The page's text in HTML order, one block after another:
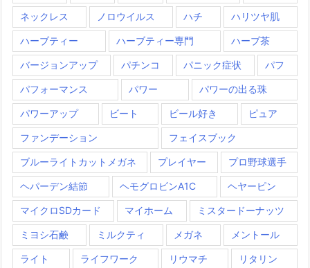
ネックレス ノロウイルス ハチ ハリツヤ肌
ハーブティー ハーブティー専門 ハーブ茶
バージョンアップ パチンコ パニック症状 パフ
パフォーマンス パワー パワーの出る珠
パワーアップ ビート ビール好き ピュア
ファンデーション フェイスブック
ブルーライトカットメガネ プレイヤー プロ野球選手
ヘパーデン結節 ヘモグロビンA1C ヘヤーピン
マイクロSDカード マイホーム ミスタードーナッツ
ミヨシ石鹸 ミルクティ メガネ メントール
ライト ライフワーク リウマチ リタリン